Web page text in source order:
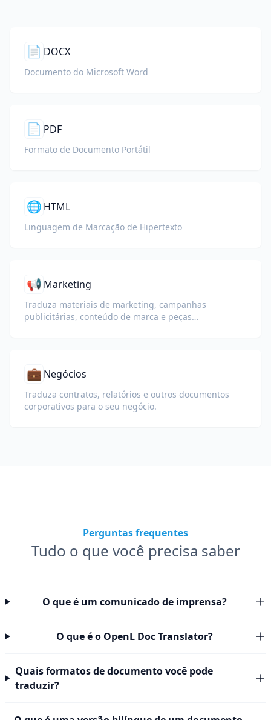
📄 DOCX
Documento do Microsoft Word
📄 PDF
Formato de Documento Portátil
🌐 HTML
Linguagem de Marcação de Hipertexto
📢 Marketing
Traduza materiais de marketing, campanhas
publicitárias, conteúdo de marca e peças
💼 Negócios
Traduza contratos, relatórios e outros documentos
corporativos para o seu negócio.
Perguntas frequentes
Tudo o que você precisa saber
O que é um comunicado de imprensa?
O que é o OpenL Doc Translator?
Quais formatos de documento você pode
traduzir?